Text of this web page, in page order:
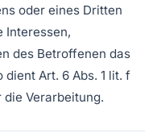
oder eines Dritten
Interessen,
des Betroffenen das
Art. 6 Abs. 1 lit. f
die Verarbeitung.